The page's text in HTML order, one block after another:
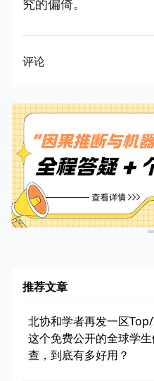
究的偏倚。
评论
推荐文章
北协和学者再发一区Top/
这个免费公开的全球学
查，到底有多好用？